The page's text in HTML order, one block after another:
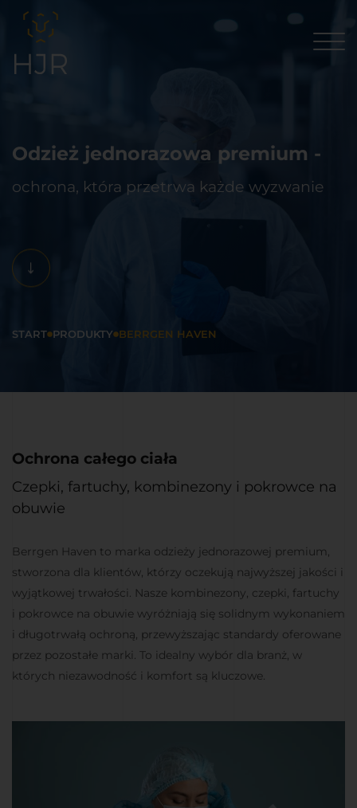
Odzież jednorazowa premium -
ochrona, która przetrwa każde wyzwanie
START PRODUKTY BERRGEN HAVEN
Ochrona całego ciała
Czepki, fartuchy, kombinezony i pokrowce na
obuwie
Berrgen Haven to marka odzieży jednorazowej premium,
stworzona dla klientów, którzy oczekują najwyższej jakości i
wyjątkowej trwałości. Nasze kombinezony, czepki, fartuchy
i pokrowce na obuwie wyróżniają się solidnym wykonaniem
i długotrwałą ochroną, przewyższając standardy oferowane
przez pozostałe marki. To idealny wybór dla branż, w
których niezawodność i komfort są kluczowe.